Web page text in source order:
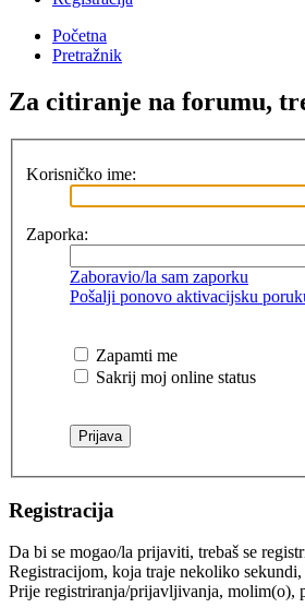
Početna
Pretražnik
Za citiranje na forumu,
Korisničko ime:
Zaporka:
Zaboravio/la sam zaporku
Pošalji ponovo aktivacijsku
Zapamti me
Sakrij moj online status
Registracija
Da bi se mogao/la prijaviti, trebaš se
Registracijom, koja traje nekoliko
Prije registriranja/prijavljivanja, molim(o),